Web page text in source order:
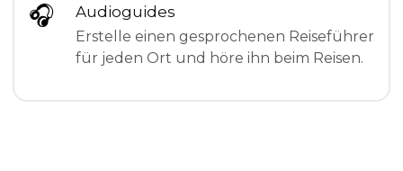
🎧 Audioguides
Erstelle einen gesprochenen Reiseführer
für jeden Ort und höre ihn beim Reisen.